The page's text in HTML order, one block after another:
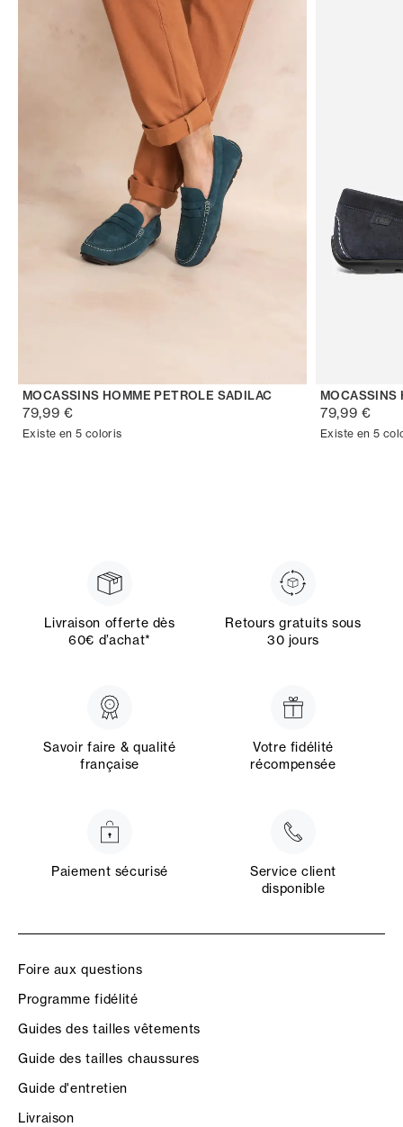
MOCASSINS HOMME PETROLE SADILAC
79,99 €
Existe en 5 coloris
MOCASSINS
79,99 €
Existe en 5
Livraison offerte dès
60€ d’achat*
Retours gratuits sous
30 jours
Savoir faire & qualité
française
Votre fidélité
récompensée
Paiement sécurisé
Service client
disponible
Foire aux questions
Programme fidélité
Guides des tailles vêtements
Guide des tailles chaussures
Guide d'entretien
Livraison